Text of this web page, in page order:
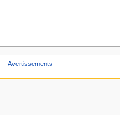
Avertissements